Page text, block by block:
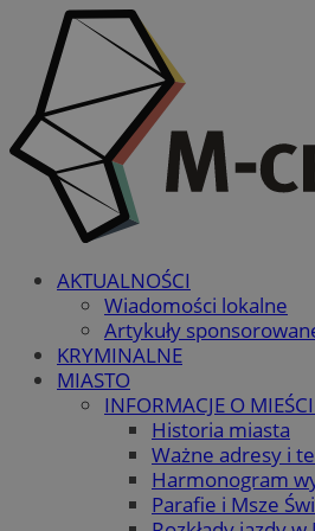
AKTUALNOŚCI
Wiadomości lokalne
Artykuły
KRYMINALNE
MIASTO
INFORMACJE O
Historia miasta
Ważne adresy i
Harmonogram
Parafie i Msze